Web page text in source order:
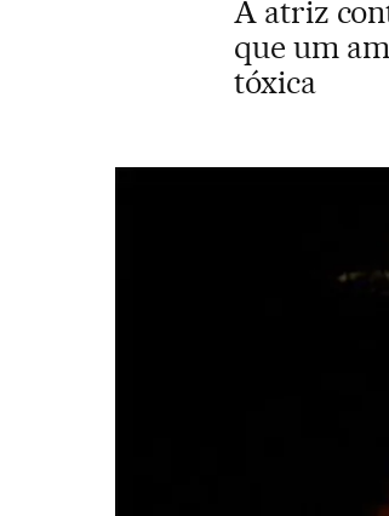
A atriz
que um
tóxica